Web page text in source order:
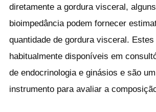
diretamente a gordura visceral,
bioimpedância podem fornecer
quantidade de gordura visceral.
habitualmente disponíveis em
de endocrinologia e ginásios e são
instrumento para avaliar a